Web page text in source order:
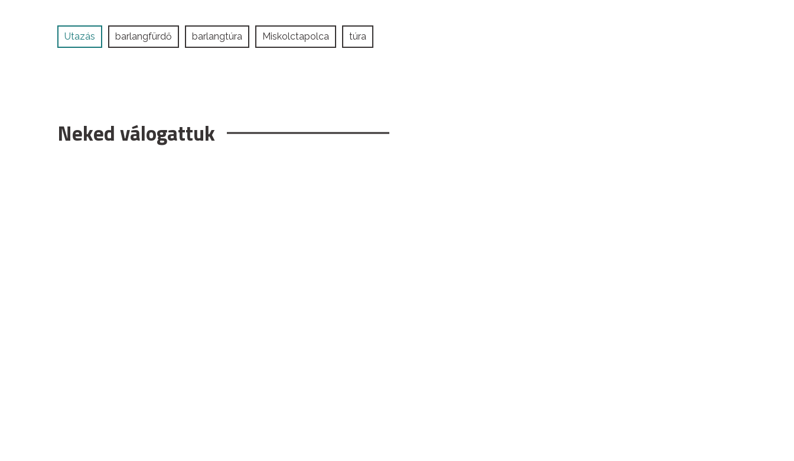
Utazás barlangfürdő barlangtúra Miskolctapolca túra
Neked válogattuk